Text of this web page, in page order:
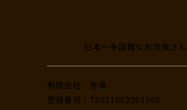
日本一多国籍なお肉屋さん
​有限会社 秀幸
登録番号：T8021002061566